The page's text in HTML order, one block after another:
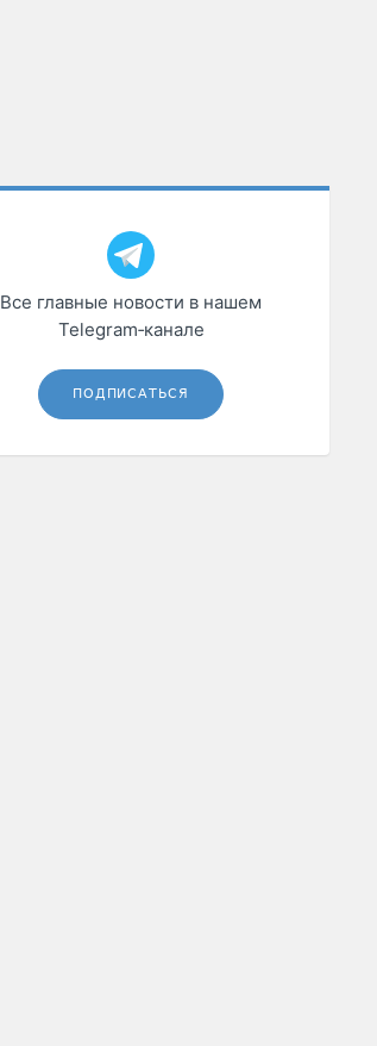
Все главные новости в нашем
Telegram‑канале
ПОДПИСАТЬСЯ